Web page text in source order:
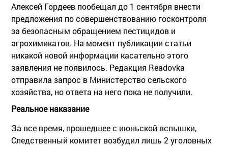
Алексей Гордеев пообещал до 1 сентября внести
предложения по совершенствованию госконтроля
за безопасным обращением пестицидов и
агрохимикатов. На момент публикации статьи
никакой новой информации касательно этого
заявления не появилось. Редакция Readovka
отправила запрос в Министерство сельского
хозяйства, но ответа на него пока не получили.
Реальное наказание
За все время, прошедшее с июньской вспышки,
Следственный комитет возбудил лишь 2 уголовных